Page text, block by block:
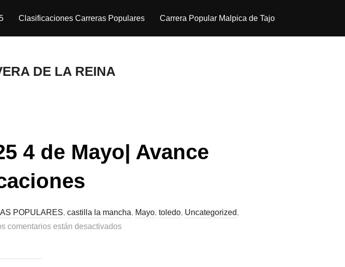
Clasificaciones Carreras Populares Carrera Popular Malpica de Tajo
DE LA REINA
4 de Mayo| Avance
POPULARES, castilla la mancha, Mayo, toledo, Uncategorized,
comentarios están desactivados